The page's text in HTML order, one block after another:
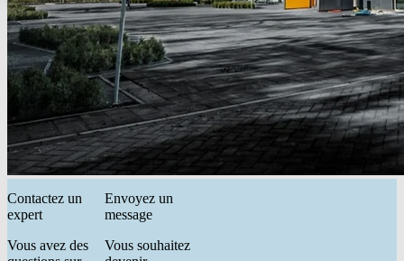
Contactez un
expert
Vous avez des
Envoyez un
message
Vous souhaitez